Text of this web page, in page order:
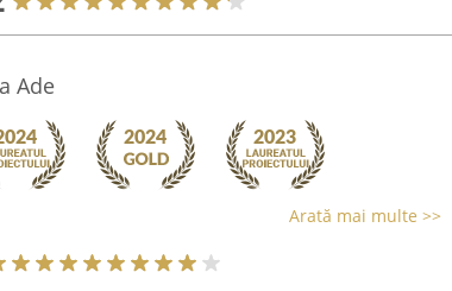
Ade
Arată mai multe >>